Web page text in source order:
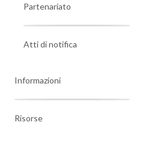
Partenariato
Atti di notifica
Informazioni
Risorse